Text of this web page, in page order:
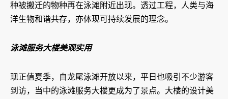
种被搬迁的物种再在泳滩附近出现。透过工程，人类与海
洋生物和谐共存，亦体现可持续发展的理念。
泳滩服务大楼美观实用
现正值夏季，自龙尾泳滩开放以来，平日也吸引不少游客
到访，当中的泳滩服务大楼更成为了景点。大楼的设计美